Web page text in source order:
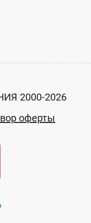
2000-2026
оферты